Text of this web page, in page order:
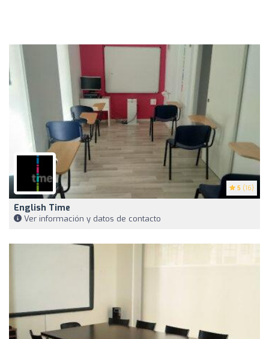
5 (16)
English Time
Ver información y datos de contacto